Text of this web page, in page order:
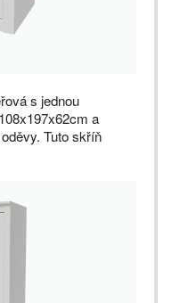
s jednou
a
Tuto skříň